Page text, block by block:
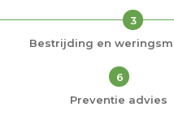
3
Bestrijding en
6
Preventie advies